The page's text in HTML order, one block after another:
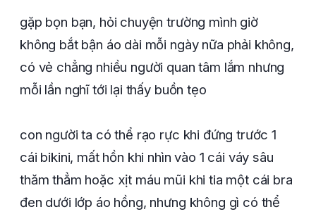
gặp bọn bạn, hỏi chuyện trường mình giờ
không bắt bận áo dài mỗi ngày nữa phải không,
có vẻ chẳng nhiều người quan tâm lắm nhưng
mỗi lần nghĩ tới lại thấy buồn tẹo
con người ta có thể rạo rực khi đứng trước 1
cái bikini, mất hồn khi nhìn vào 1 cái váy sâu
thăm thẳm hoặc xịt máu mũi khi tia một cái bra
đen dưới lớp áo hồng, nhưng không gì có thể